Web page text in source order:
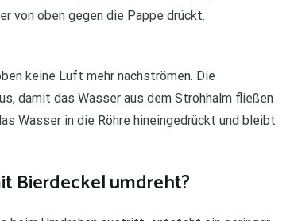
von oben gegen die Pappe drückt.
keine Luft mehr nachströmen. Die
damit das Wasser aus dem Strohhalm fließen
Wasser in die Röhre hineingedrückt und bleibt
Bierdeckel umdreht?